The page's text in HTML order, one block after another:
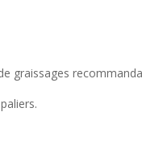
graissages